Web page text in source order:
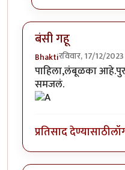
बंसी गहू
Bhaktiरविवार, 17/12/
पाहिला,लंबूळका
समजलं.
प्रतिसाद देण्यासाठी